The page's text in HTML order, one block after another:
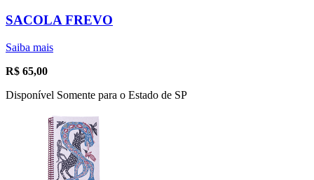
SACOLA FREVO
Saiba mais
R$ 65,00
Disponível Somente para o Estado de SP